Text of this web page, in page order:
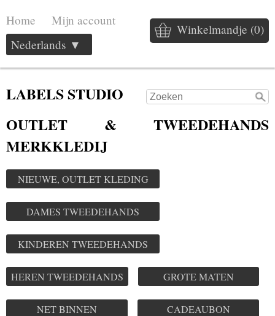
Home Mijn account
Winkelmandje (0)
Nederlands ▼
LABELS STUDIO
OUTLET & TWEEDEHANDS
MERKKLEDIJ
NIEUWE, OUTLET KLEDING
DAMES TWEEDEHANDS
KINDEREN TWEEDEHANDS
HEREN TWEEDEHANDS GROTE MATEN
NET BINNEN CADEAUBON